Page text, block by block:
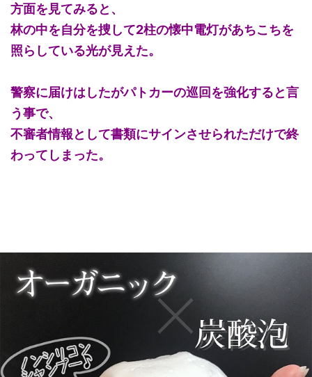
方面を見てみると、
林の中を自分を捜して2柱の懐中電灯があちこちを
照らしている光が見えた。
警察に届けはしたがパトカーの巡回を強化すると言
う事で、
不審者情報として書類にサインさせられただけで終
わってしまった。